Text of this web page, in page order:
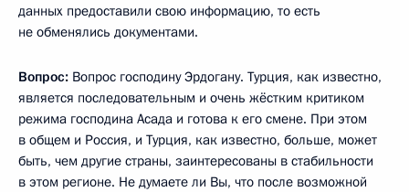
данных предоставили свою информацию, то есть
не обменялись документами.
Вопрос: Вопрос господину Эрдогану. Турция, как известно,
является последовательным и очень жёстким критиком
режима господина Асада и готова к его смене. При этом
в общем и Россия, и Турция, как известно, больше, может
быть, чем другие страны, заинтересованы в стабильности
в этом регионе. Не думаете ли Вы, что после возможной